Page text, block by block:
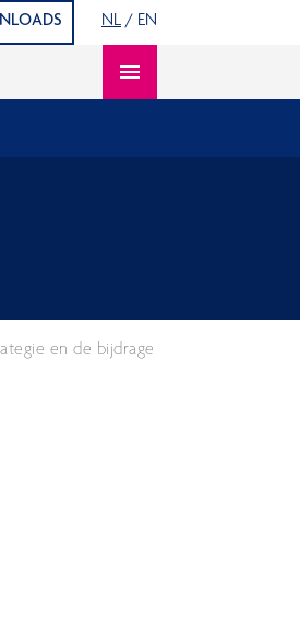
NL / EN
Open content navigation
en de bijdrage